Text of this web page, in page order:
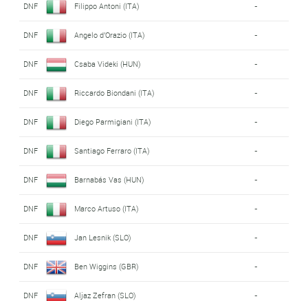
DNF Filippo Antoni (ITA) -
DNF Angelo d'Orazio (ITA) -
DNF Csaba Videki (HUN) -
DNF Riccardo Biondani (ITA) -
DNF Diego Parmigiani (ITA) -
DNF Santiago Ferraro (ITA) -
DNF Barnabás Vas (HUN) -
DNF Marco Artuso (ITA) -
DNF Jan Lesnik (SLO) -
DNF Ben Wiggins (GBR) -
DNF Aljaz Zefran (SLO) -